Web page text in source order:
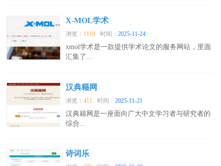
X-MOL学术
浏览： 1110 时间：2025-11-24
xmol学术是一款提供学术论文的服务网站，里面
汇集了...
汉典籍网
浏览：411 时间：2025-11-21
汉典籍网是一座面向广大中文学习者与研究者的
综合...
诗词乐